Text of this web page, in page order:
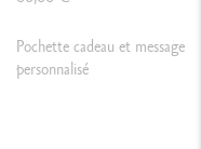
Pochette cadeau et message
personnalisé